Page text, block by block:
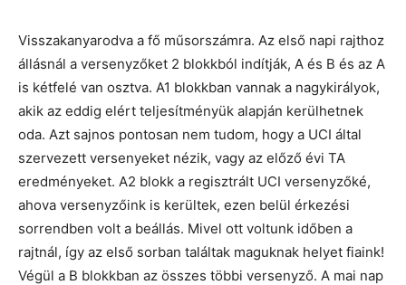
Visszakanyarodva a fő műsorszámra. Az első napi rajthoz
állásnál a versenyzőket 2 blokkból indítják, A és B és az A
is kétfelé van osztva. A1 blokkban vannak a nagykirályok,
akik az eddig elért teljesítményük alapján kerülhetnek
oda. Azt sajnos pontosan nem tudom, hogy a UCI által
szervezett versenyeket nézik, vagy az előző évi TA
eredményeket. A2 blokk a regisztrált UCI versenyzőké,
ahova versenyzőink is kerültek, ezen belül érkezési
sorrendben volt a beállás. Mivel ott voltunk időben a
rajtnál, így az első sorban találtak maguknak helyet fiaink!
Végül a B blokkban az összes többi versenyző. A mai nap